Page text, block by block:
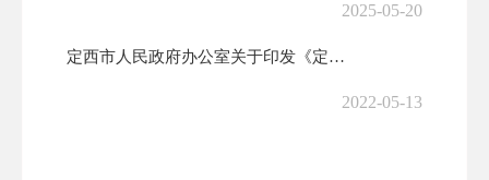
2025-05-20
定西市人民政府办公室关于印发《定西市2022年政务公开工作要点》的通...
2022-05-13